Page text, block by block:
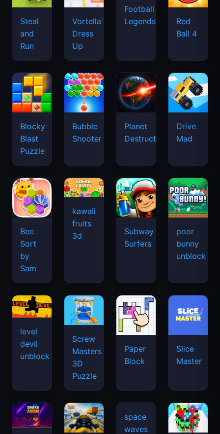
Steal
and
Run
Vortella's
Dress
Up
Football
Legends
Red
Ball 4
Blocky
Blast
Puzzle
Bubble
Shooter
Planet
Destruction
Drive
Mad
Bee
Sort
by
Sam
kawaii
fruits
3d
Subway
Surfers
poor
bunny
unblock
level
devil
unblock
Screw
Masters
3D
Puzzle
Paper
Block
Slice
Master